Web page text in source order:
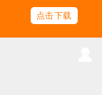
点击下载